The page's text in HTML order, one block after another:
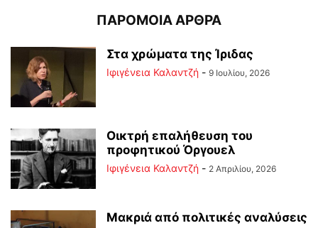
ΠΑΡΟΜΟΙΑ ΑΡΘΡΑ
Στα χρώματα της Ίριδας
Ιφιγένεια Καλαντζή - 9 Ιουλίου, 2026
Οικτρή επαλήθευση του
προφητικού Όργουελ
Ιφιγένεια Καλαντζή - 2 Απριλίου, 2026
Μακριά από πολιτικές αναλύσεις